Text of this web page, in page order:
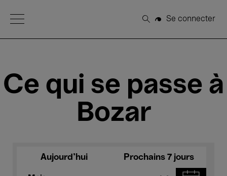
Open Menu
Rechercher
Se connecter
Ce qui se passe à
Bozar
Aujourd'hui Prochains 7 jours